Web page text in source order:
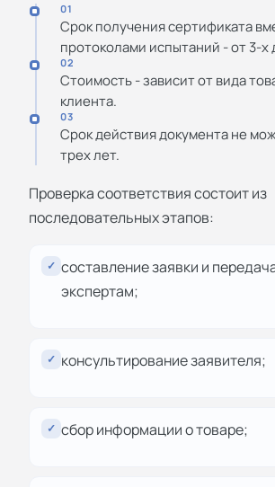
01
Срок получения сертификата
протоколами испытаний - от 3-х
02
Стоимость - зависит от вида
клиента.
03
Срок действия документа не
трех лет.
Проверка соответствия состоит из
последовательных этапов:
✓ составление заявки и
экспертам;
✓ консультирование заявителя;
✓ сбор информации о товаре;